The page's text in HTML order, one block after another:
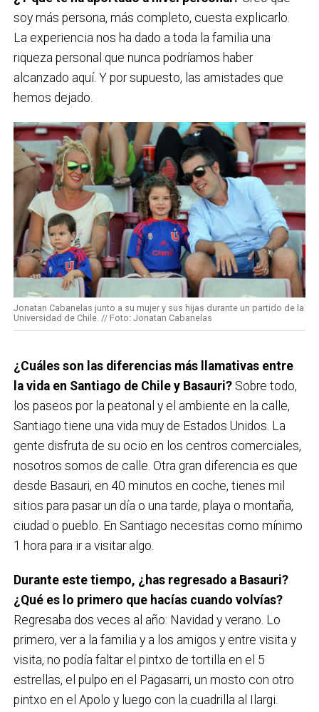
soy más persona, más completo, cuesta explicarlo.
La experiencia nos ha dado a toda la familia una
riqueza personal que nunca podríamos haber
alcanzado aquí. Y por supuesto, las amistades que
hemos dejado.
Jonatan Cabanelas junto a su mujer y sus hijas durante un partido de la
Universidad de Chile. // Foto: Jonatan Cabanelas
¿Cuáles son las diferencias más llamativas entre
la vida en Santiago de Chile y Basauri? Sobre todo,
los paseos por la peatonal y el ambiente en la calle,
Santiago tiene una vida muy de Estados Unidos. La
gente disfruta de su ocio en los centros comerciales,
nosotros somos de calle. Otra gran diferencia es que
desde Basauri, en 40 minutos en coche, tienes mil
sitios para pasar un día o una tarde, playa o montaña,
ciudad o pueblo. En Santiago necesitas como mínimo
1 hora para ir a visitar algo.
Durante este tiempo, ¿has regresado a Basauri?
¿Qué es lo primero que hacías cuando volvías?
Regresaba dos veces al año: Navidad y verano. Lo
primero, ver a la familia y a los amigos y entre visita y
visita, no podía faltar el pintxo de tortilla en el 5
estrellas, el pulpo en el Pagasarri, un mosto con otro
pintxo en el Apolo y luego con la cuadrilla al Ilargi.